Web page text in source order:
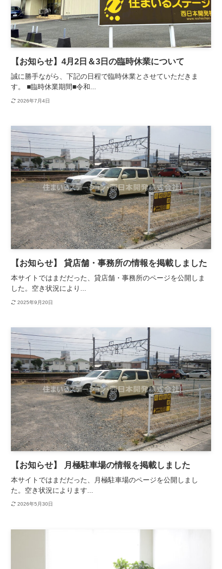
【お知らせ】4月2日＆3日の臨時休業について
誠に勝手ながら、下記の日程で臨時休業とさせていただきま
す。 ■臨時休業期間■令和...
2026年7月4日
【お知らせ】 貸店舗・事務所の情報を掲載しました
本サイトではまだだった、貸店舗・事務所のページを公開しま
した。空き状況により...
2025年9月20日
【お知らせ】 月極駐車場の情報を掲載しました
本サイトではまだだった、月極駐車場のページを公開しまし
た。空き状況によります...
2026年5月30日